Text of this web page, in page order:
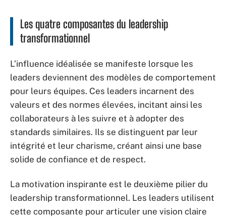
Les quatre composantes du leadership
transformationnel
L’influence idéalisée se manifeste lorsque les
leaders deviennent des modèles de comportement
pour leurs équipes. Ces leaders incarnent des
valeurs et des normes élevées, incitant ainsi les
collaborateurs à les suivre et à adopter des
standards similaires. Ils se distinguent par leur
intégrité et leur charisme, créant ainsi une base
solide de confiance et de respect.
La motivation inspirante est le deuxième pilier du
leadership transformationnel. Les leaders utilisent
cette composante pour articuler une vision claire